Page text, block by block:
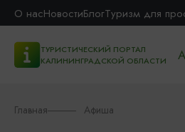
О насНовостиБлогТуризм для
ТУРИСТИЧЕСКИЙ ПОРТАЛ
КАЛИНИНГРАДСКОЙ ОБЛАСТИ
Главная Афиша